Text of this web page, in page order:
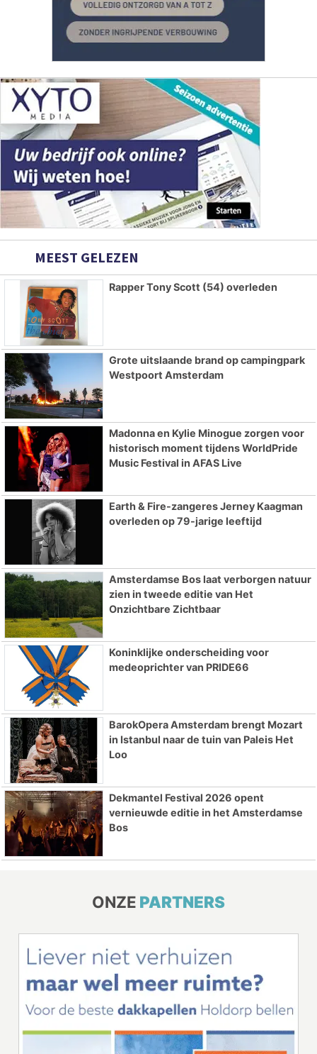
MEEST GELEZEN
Rapper Tony Scott (54) overleden
Grote uitslaande brand op campingpark
Westpoort Amsterdam
Madonna en Kylie Minogue zorgen voor
historisch moment tijdens WorldPride
Music Festival in AFAS Live
Earth & Fire-zangeres Jerney Kaagman
overleden op 79-jarige leeftijd
Amsterdamse Bos laat verborgen natuur
zien in tweede editie van Het
Onzichtbare Zichtbaar
Koninklijke onderscheiding voor
medeoprichter van PRIDE66
BarokOpera Amsterdam brengt Mozart
in Istanbul naar de tuin van Paleis Het
Loo
Dekmantel Festival 2026 opent
vernieuwde editie in het Amsterdamse
Bos
ONZE PARTNERS